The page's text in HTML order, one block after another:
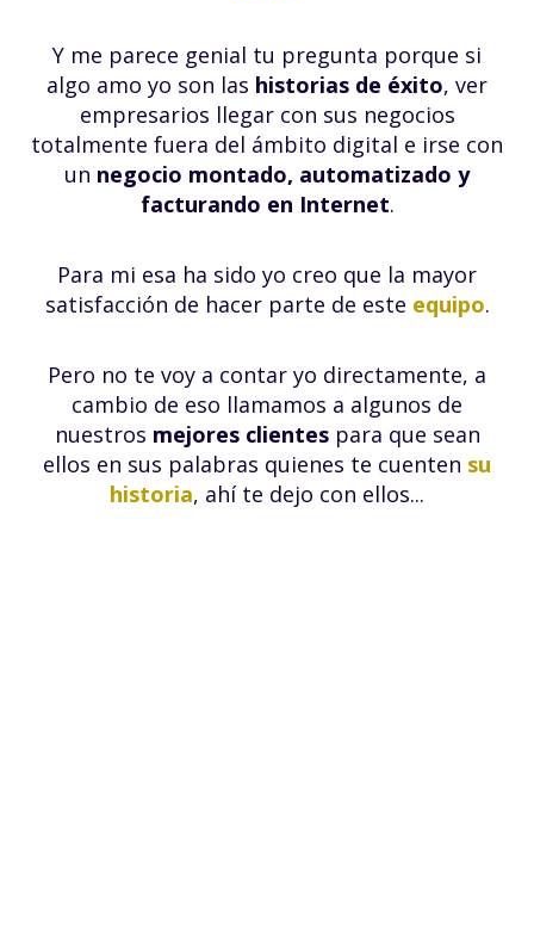
Y me parece genial tu pregunta porque si
algo amo yo son las historias de éxito, ver
empresarios llegar con sus negocios
totalmente fuera del ámbito digital e irse con
un negocio montado, automatizado y
facturando en Internet.
Para mi esa ha sido yo creo que la mayor
satisfacción de hacer parte de este equipo.
Pero no te voy a contar yo directamente, a
cambio de eso llamamos a algunos de
nuestros mejores clientespara que sean
ellos en sus palabras quienes te cuenten su
historia, ahí te dejo con ellos...